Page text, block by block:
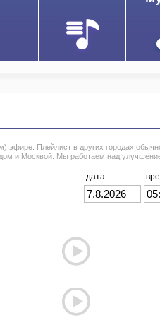
эфире. Плейлист в других городах
и Москвой. Мы работаем над
дата